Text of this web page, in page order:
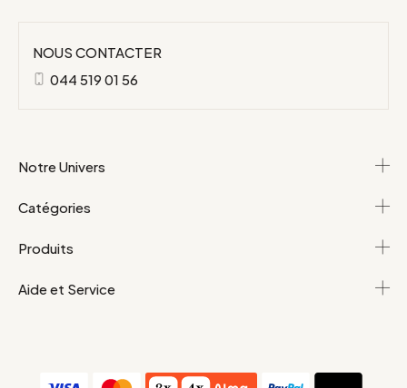
NOUS CONTACTER
044 519 01 56
Notre Univers
Catégories
Produits
Aide et Service